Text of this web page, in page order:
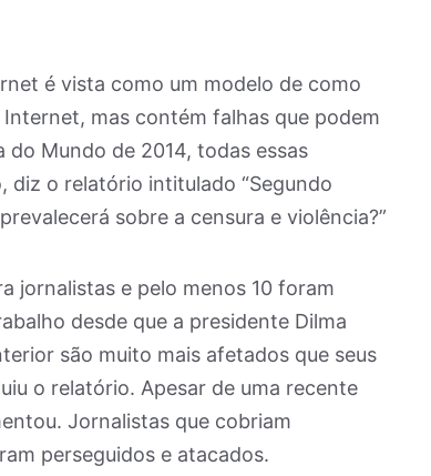
é vista como um modelo de como
mas contém falhas que podem
do Mundo de 2014, todas essas
diz o relatório intitulado “Segundo
sobre a censura e violência?”
jornalistas e pelo menos 10 foram
desde que a presidente Dilma
são muito mais afetados que seus
o relatório. Apesar de uma recente
Jornalistas que cobriam
perseguidos e atacados.